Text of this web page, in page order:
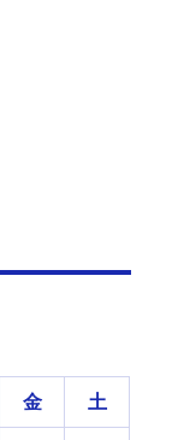
金 土